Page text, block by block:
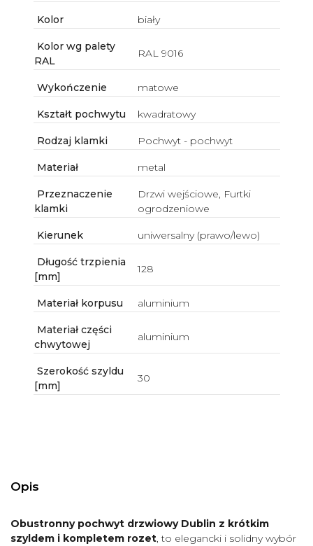
Kolor biały
Kolor wg palety
RAL
RAL 9016
Wykończenie matowe
Kształt pochwytu kwadratowy
Rodzaj klamki Pochwyt - pochwyt
Materiał metal
Przeznaczenie
klamki
Drzwi wejściowe, Furtki
ogrodzeniowe
Kierunek uniwersalny (prawo/lewo)
Długość trzpienia
[mm]
128
Materiał korpusu aluminium
Materiał części
chwytowej
aluminium
Szerokość szyldu
[mm]
30
Opis
Obustronny pochwyt drzwiowy Dublin z krótkim
szyldem i kompletem rozet, to elegancki i solidny wybór